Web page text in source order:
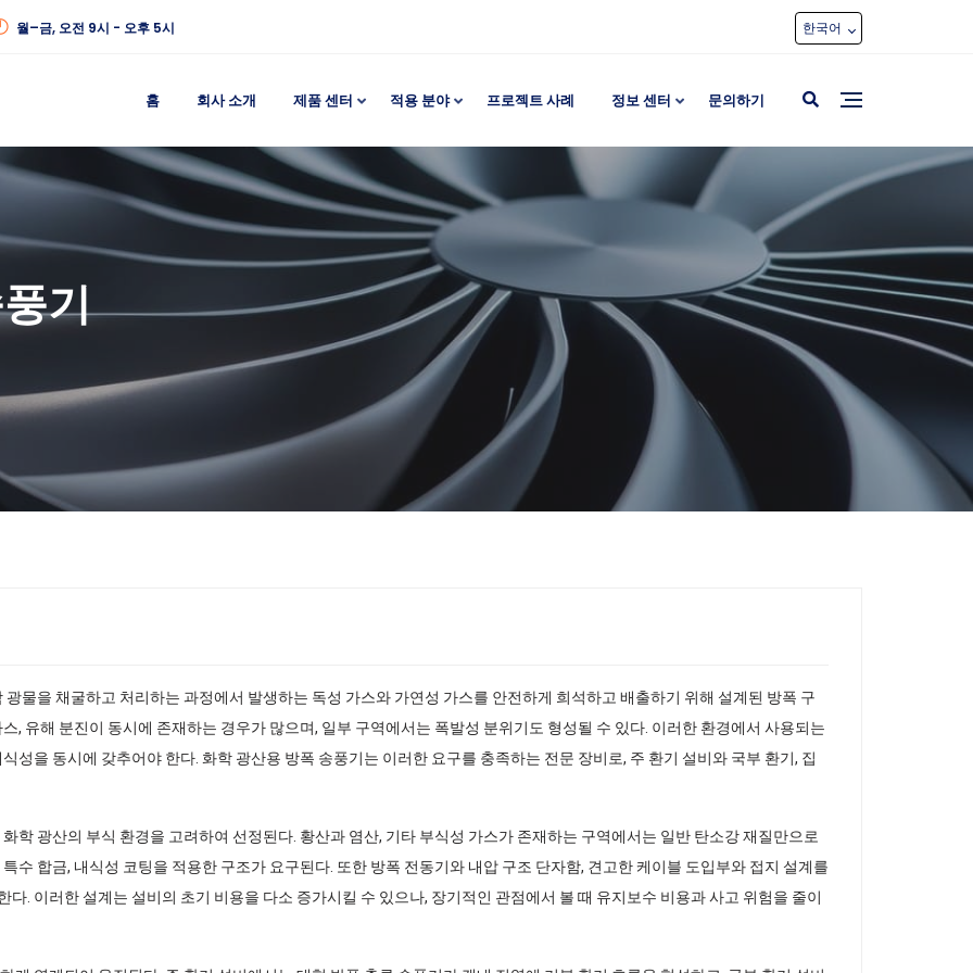
월–금, 오전 9시 - 오후 5시 한국어
홈 회사 소개 제품 센터 적용 분야 프로젝트 사례 정보 센터 문의하기
기
물을 채굴하고 처리하는 과정에서 발생하는 독성 가스와 가연성 가스를 안전하게 희석하고 배출하기 위해 설계된 방폭 구
, 유해 분진이 동시에 존재하는 경우가 많으며, 일부 구역에서는 폭발성 분위기도 형성될 수 있다. 이러한 환경에서 사용되는
성을 동시에 갖추어야 한다. 화학 광산용 방폭 송풍기는 이러한 요구를 충족하는 전문 장비로, 주 환기 설비와 국부 환기, 집
학 광산의 부식 환경을 고려하여 선정된다. 황산과 염산, 기타 부식성 가스가 존재하는 구역에서는 일반 탄소강 재질만으로
수 합금, 내식성 코팅을 적용한 구조가 요구된다. 또한 방폭 전동기와 내압 구조 단자함, 견고한 케이블 도입부와 접지 설계를
. 이러한 설계는 설비의 초기 비용을 다소 증가시킬 수 있으나, 장기적인 관점에서 볼 때 유지보수 비용과 사고 위험을 줄이